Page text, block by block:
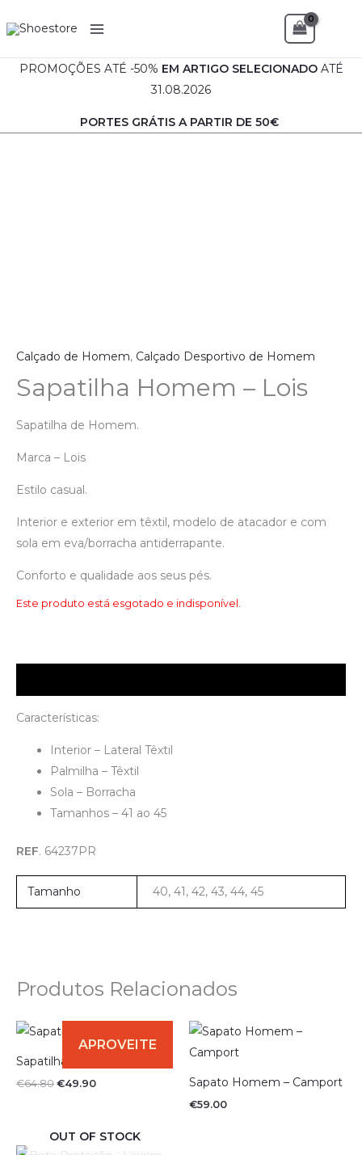
to
PROMOÇÕES ATÉ -50% EM ARTIGO SELECIONADO ATÉ
31.08.2026
PORTES GRÁTIS A PARTIR DE 50€
Calçado de Homem, Calçado Desportivo de Homem
Sapatilha Homem – Lois
Sapatilha de Homem.
Marca – Lois
Estilo casual.
Interior e exterior em têxtil, modelo de atacador e com
sola em eva/borracha antiderrapante.
Conforto e qualidade aos seus pés.
Este produto está esgotado e indisponível.
Características:
Interior – Lateral Têxtil
Palmilha – Têxtil
Sola – Borracha
Tamanhos – 41 ao 45
REF. 64237PR
Tamanho 40, 41, 42, 43, 44, 45
Produtos Relacionados
Sapatilha – Puma
€64.80
O
preço
original
era:
€64.80.
€49.90
preço
atual
Sapato Homem – Camport
€59.00
OUT OF STOCK